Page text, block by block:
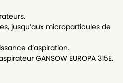
jusqu’aux microparticules de
d’aspiration.
GANSOW EUROPA 315E.